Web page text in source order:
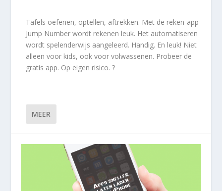
Tafels oefenen, optellen, aftrekken. Met de reken-app
Jump Number wordt rekenen leuk. Het automatiseren
wordt spelenderwijs aangeleerd. Handig. En leuk! Niet
alleen voor kids, ook voor volwassenen. Probeer de
gratis app. Op eigen risico. ?
MEER